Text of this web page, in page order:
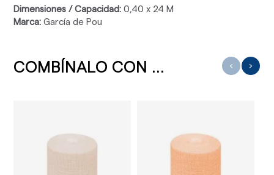
Dimensiones / Capacidad: 0,40 x 24 M
Marca: García de Pou
COMBÍNALO CON ... ‹ ›